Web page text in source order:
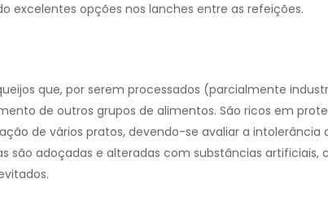
excelentes opções nos lanches entre as refeições.
que, por serem processados (parcialmente
de outros grupos de alimentos. São ricos em
de vários pratos, devendo-se avaliar a intolerância
são adoçadas e alteradas com substâncias artificiais,